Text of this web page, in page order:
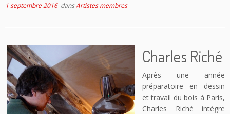
1 septembre 2016dansArtistes membres
Charles Riché
Après une année
préparatoire en dessin
et travail du bois à Paris,
Charles Riché intègre